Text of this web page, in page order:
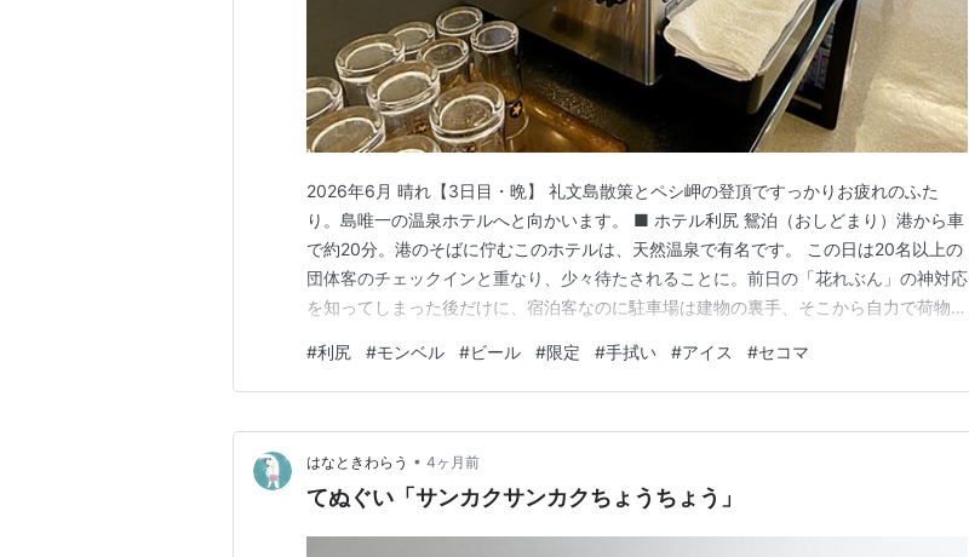
2026年6月 晴れ【3日目・晩】 礼文島散策とペシ岬の登頂ですっかりお疲れのふた
り。島唯一の温泉ホテルへと向かいます。 ■ ホテル利尻 鴛泊（おしどまり）港から車
で約20分。港のそばに佇むこのホテルは、天然温泉で有名です。 この日は20名以上の
団体客のチェックインと重なり、少々待たされることに。前日の「花れぶん」の神対応
を知ってしまった後だけに、宿泊客なのに駐車場は建物の裏手、そこから自力で荷物を
い」という噂は本当だったのかもしれません。 指定されたのは海側の4階の部屋。外は
風も強く、なんとも言えない哀愁（場末感）が…
#利尻 #モンベル #ビール #限定 #手拭い #アイス #セコマ
はなときわらう • 4ヶ月前
てぬぐい「サンカクサンカクちょうちょう」